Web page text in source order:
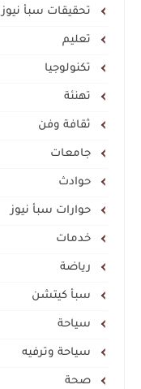
تحقيقات سبأ نيوز
تعليم
تكنولوجيا
تهنئة
ثقافة وفن
جامعات
حوادث
حوارات سبأ نيوز
خدمات
رياضة
سبأ كيتشن
سياحة
سياحة وترفيه
صحة